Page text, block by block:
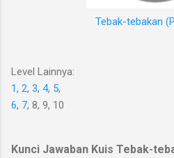
Tebak-tebakan
Level Lainnya:
1, 2, 3, 4, 5,
6, 7, 8, 9, 10
Kunci Jawaban Kuis Tebak-